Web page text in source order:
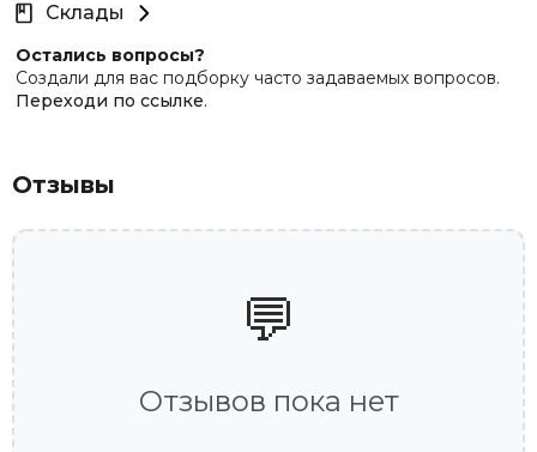
Склады
Остались вопросы?
Создали для вас подборку часто задаваемых вопросов.
Переходи по ссылке.
Отзывы
💬
Отзывов пока нет